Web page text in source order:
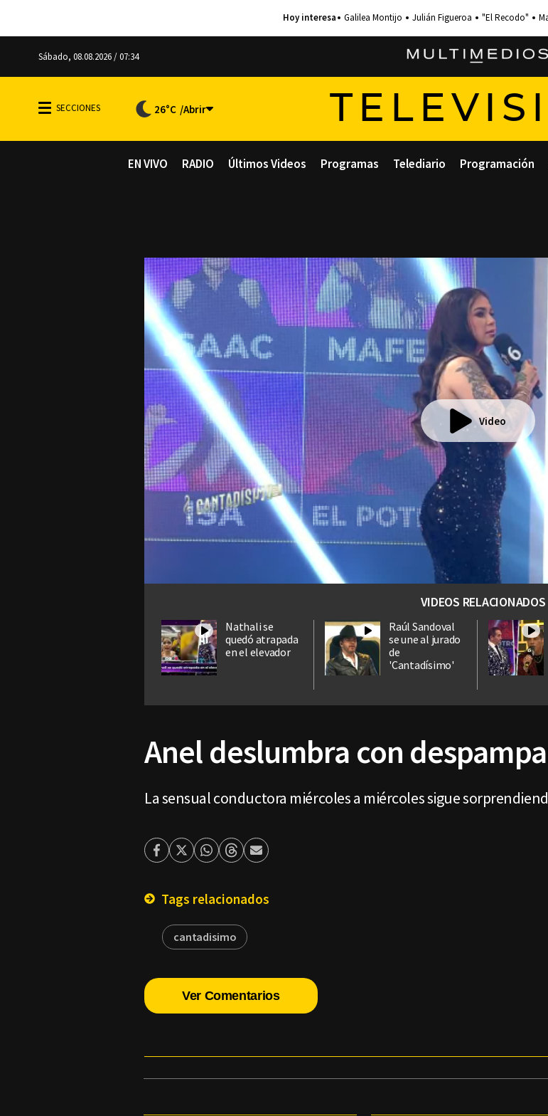
Galilea Montijo Julián Figueroa "El Recodo"
Sábado, 08.08.2026 / 07:34
26°C
EN VIVO RADIO Últimos Videos Programas Telediario Programación
Video
VIDEOS RELACIONADOS
Nathali se
quedó atrapada
en el elevador
Raúl Sandoval
se une al jurado
de
'Cantadísimo'
Anel deslumbra con
La sensual conductora miércoles a miércoles sigue
Facebook
TwitterWhatsapp
ThreadsEnviar
Tags relacionados
cantadisimo
Ver Comentarios